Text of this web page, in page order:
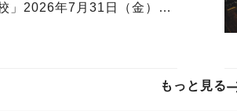
」2026年7月31日（金）オ
もっと見る